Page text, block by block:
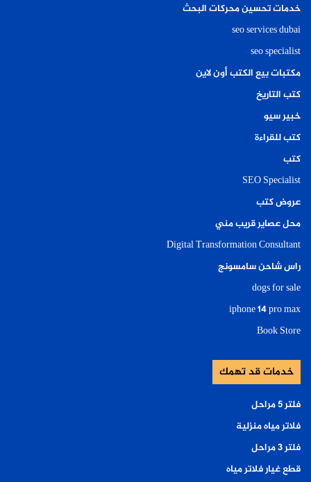
خدمات تحسين محركات البحث
seo services dubai
seo specialist
مكتبات بيع الكتب أون لاين
كتب التاريخ
خبير سيو
كتب للقراءة
كتب
SEO Specialist
عروض كتب
محل عصاير قريب مني
Digital Transformation Consultant
راس شاحن سامسونج
dogs for sale
iphone 14 pro max
Book Store
خدمات قد تهمك
فلتر ٥ مراحل
فلاتر مياه منزلية
فلتر ٣ مراحل
قطع غيار فلاتر مياه